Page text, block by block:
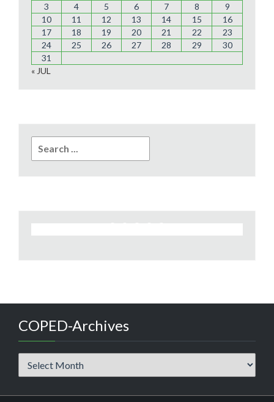
3
4 5 6 7 8
9
10
11 12 13 14 15
16
17
18 19 20 21 22
23
24
25 26 27 28 29
30
31
« JUL
for:
COPED-Archives
Archives